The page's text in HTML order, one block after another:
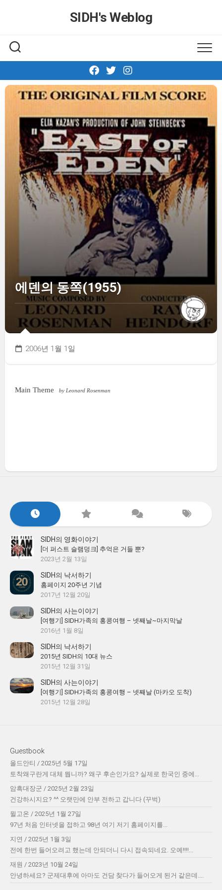
SIDH′s Weblog
에덴의 동쪽(1955)
2006년 1월 1일
Main Theme by Leonard Rosenman
SIDH의 영화이야기
[더 퍼스트 슬램덩크] 추억은 거들 뿐?
2023년 2월 13일
SIDH의 낙서하기
홈페이지 20주년 기념
2017년 12월 20일
SIDH의 사는이야기
[여행기] SIDH가족의 홍콩여행 – 넷째날~마지막날
2016년 1월 8일
SIDH의 낙서하기
2015년 SIDH의 10대 뉴스
2015년 12월 31일
SIDH의 사는이야기
[여행기] SIDH가족의 홍콩여행 – 넷째날 (마카오 도착)
2015년 12월 28일
Guestbook
올드안티 / 2025년 5월 17일
토착왜구란게 대체 뭡니까? 왜구 후손인가요? 실제로 한국인 중에...
암흑대장군 / 2025년 2월 23일
건강하시지요? ^^ 오랫만에 안부 전하고 갑니다 (꾸벅)
윌고온 / 2025년 1월 27일
97년 처음 인터넷을 접하고 98년 여기 저기 홈페이지를...
지연 / 2025년 1월 3일
전에 한번 들어오려고 했는데 안되더니 다시 접속되네요. 오예!!!!...
재원 / 2023년 10월 24일
안녕하세요? 군제대후에 아마도 건담 찾다가 들어오게 된거 같은데....